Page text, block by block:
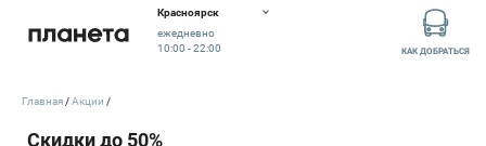
Красноярск
ежедневно
10:00 - 22:00
КАК ДОБРАТЬСЯ
Главная Акции